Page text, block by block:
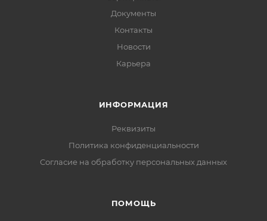
Документы
Контакты
Новости
Карьера
ИНФОРМАЦИЯ
Реквизиты
Политика конфиденциальности
Cогласие на обработку персональных данных
ПОМОЩЬ